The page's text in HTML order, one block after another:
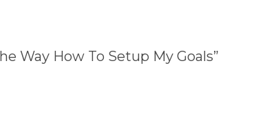
Way How To Setup My Goals”